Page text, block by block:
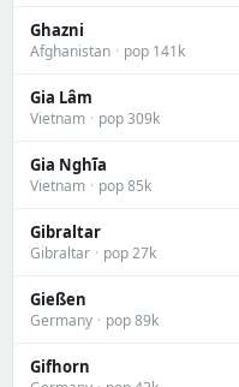
Ghazni
Afghanistan · pop 141k
Gia Lâm
Vietnam · pop 309k
Gia Nghĩa
Vietnam · pop 85k
Gibraltar
Gibraltar · pop 27k
Gießen
Germany · pop 89k
Gifhorn